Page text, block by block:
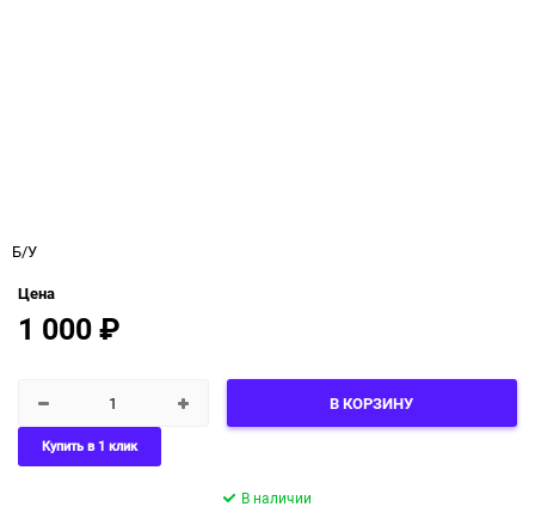
Б/У
Цена
1 000₽
В КОРЗИНУ
Купить в 1 клик
В наличии